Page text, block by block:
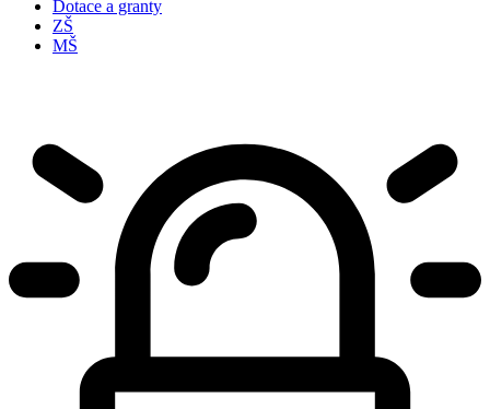
Dotace a granty
ZŠ
MŠ